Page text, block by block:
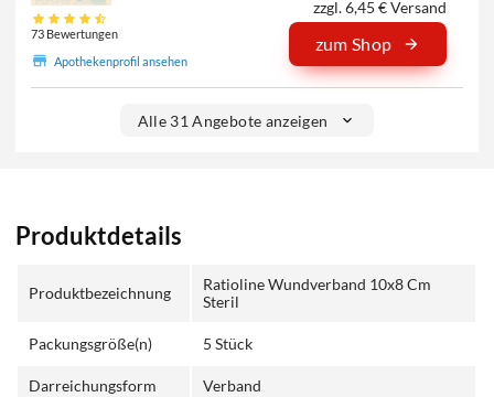
73 Bewertungen
Apothekenprofil ansehen
zzgl. 6,45 € Versand
zum Shop
Alle 31 Angebote anzeigen
Produktdetails
Produktbezeichnung
Ratioline Wundverband 10x8 Cm
Steril
Packungsgröße(n) 5 Stück
Darreichungsform Verband